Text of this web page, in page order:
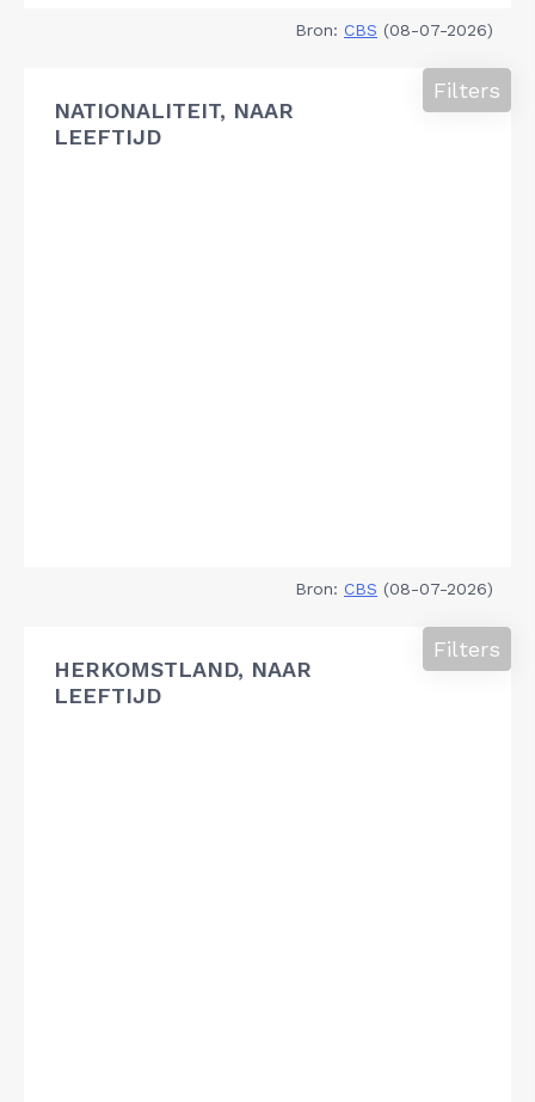
Bron: CBS (08-07-2026)
NATIONALITEIT, NAAR
LEEFTIJD
Filters
Bron: CBS (08-07-2026)
HERKOMSTLAND, NAAR
LEEFTIJD
Filters